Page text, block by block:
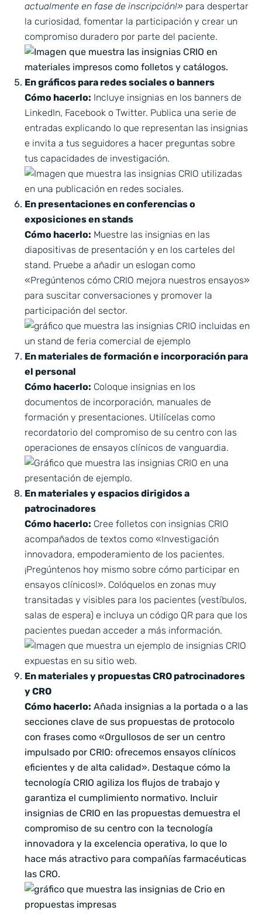
actualmente en fase de inscripción!» para despertar
la curiosidad, fomentar la participación y crear un
compromiso duradero por parte del paciente.
En gráficos para redes sociales o banners
Cómo hacerlo: Incluye insignias en los banners de
LinkedIn, Facebook o Twitter. Publica una serie de
entradas explicando lo que representan las insignias
e invita a tus seguidores a hacer preguntas sobre
tus capacidades de investigación.
En presentaciones en conferencias o
exposiciones en stands
Cómo hacerlo: Muestre las insignias en las
diapositivas de presentación y en los carteles del
stand. Pruebe a añadir un eslogan como
«Pregúntenos cómo CRIO mejora nuestros ensayos»
para suscitar conversaciones y promover la
participación del sector.
En materiales de formación e incorporación para
el personal
Cómo hacerlo: Coloque insignias en los
documentos de incorporación, manuales de
formación y presentaciones. Utilícelas como
recordatorio del compromiso de su centro con las
operaciones de ensayos clínicos de vanguardia.
En materiales y espacios dirigidos a
patrocinadores
Cómo hacerlo: Cree folletos con insignias CRIO
acompañados de textos como «Investigación
innovadora, empoderamiento de los pacientes.
¡Pregúntenos hoy mismo sobre cómo participar en
ensayos clínicos!». Colóquelos en zonas muy
transitadas y visibles para los pacientes (vestíbulos,
salas de espera) e incluya un código QR para que los
pacientes puedan acceder a más información.
En materiales y propuestas CRO patrocinadores
y CRO
Cómo hacerlo: Añada insignias a la portada o a las
secciones clave de sus propuestas de protocolo
con frases como «Orgullosos de ser un centro
impulsado por CRIO: ofrecemos ensayos clínicos
eficientes y de alta calidad». Destaque cómo la
tecnología CRIO agiliza los flujos de trabajo y
garantiza el cumplimiento normativo. Incluir
insignias de CRIO en las propuestas demuestra el
compromiso de su centro con la tecnología
innovadora y la excelencia operativa, lo que lo
hace más atractivo para compañías farmacéuticas
las CRO.